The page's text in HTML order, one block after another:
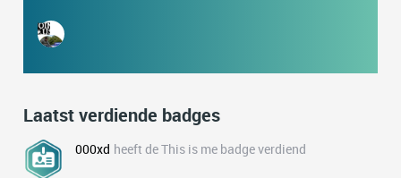
Laatst verdiende badges
000xd heeft de This is me badge verdiend